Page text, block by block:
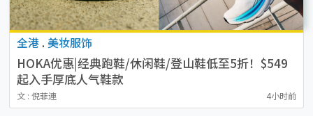
全港 . 美妆服饰
HOKA优惠|经典跑鞋/休闲鞋/登山鞋低至5折！$549
起入手厚底人气鞋款
文 : 倪菲連 4小时前